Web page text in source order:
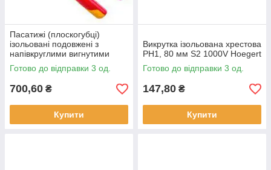
Пасатижі (плоскогубці)
ізольовані подовжені з
напівкруглими вигнутими
губками,1000V Hoegert
Готово до відправки 3 од.
700,60 ₴
Купити
Викрутка ізольована хрестова
PH1, 80 мм S2 1000V Hoegert
Готово до відправки 3 од.
147,80 ₴
Купити